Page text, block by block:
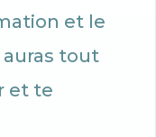
et le
auras tout
et te